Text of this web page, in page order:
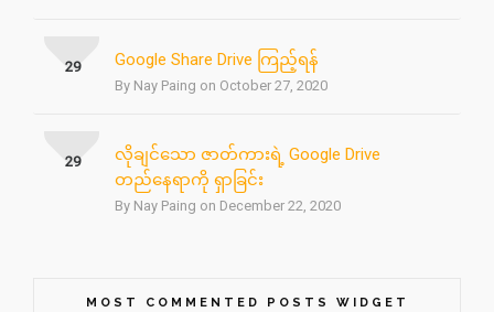
Google Share Drive ကြည့်ရန်
By Nay Paing on October 27, 2020
29
လိုချင်သော ဇာတ်ကားရဲ့ Google Drive
တည်နေရာကို ရှာခြင်း
By Nay Paing on December 22, 2020
29
MOST COMMENTED POSTS WIDGET